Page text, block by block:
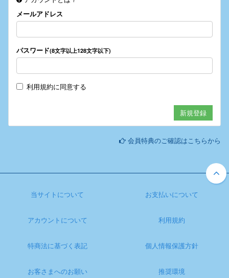
メールアドレス
パスワード(8文字以上128文字以下)
利用規約に同意する
会員特典のご確認はこちらから
当サイトについて お支払いについて
アカウントについて 利用規約
特商法に基づく表記 個人情報保護方針
お客さまへのお願い 推奨環境